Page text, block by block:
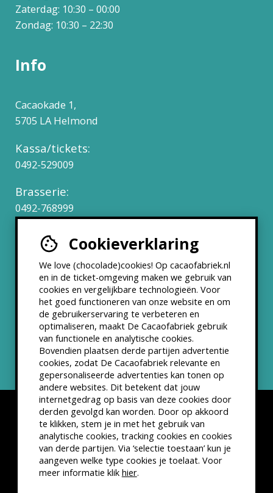
Cookieverklaring
We love (chocolade)cookies! Op cacaofabriek.nl
en in de ticket-omgeving maken we gebruik van
cookies en vergelijkbare technologieën. Voor
het goed functioneren van onze website en om
de gebruikerservaring te verbeteren en
optimaliseren, maakt De Cacaofabriek gebruik
van functionele en analytische cookies.
Bovendien plaatsen derde partijen advertentie
cookies, zodat De Cacaofabriek relevante en
gepersonaliseerde advertenties kan tonen op
andere websites. Dit betekent dat jouw
internetgedrag op basis van deze cookies door
derden gevolgd kan worden. Door op akkoord
te klikken, stem je in met het gebruik van
analytische cookies, tracking cookies en cookies
van derde partijen. Via ‘selectie toestaan’ kun je
aangeven welke type cookies je toelaat. Voor
meer informatie klik hier.
Zaterdag: 10:30 – 00:00
Zondag: 10:30 – 22:30
Info
Cacaokade 1,
5705 LA Helmond
Kassa/tickets:
0492-529009
Brasserie:
0492-768999
Werken bij
Partners & Samenwerkingen
ANBI status
Nieuwsbrief
Disclaimer Privacyverklaring
Kleine lettertjes
VSCD Bezoekersvoorwaarden